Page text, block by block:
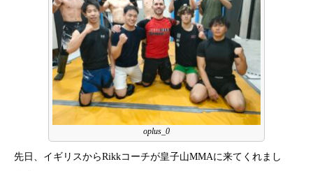
oplus_0
先日、イギリスからRikkコーチが皇子山MMAに来てくれまし